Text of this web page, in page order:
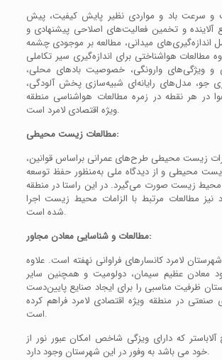
سرعت باد و مواردی نظیر پایش کیفیت، پیش
آلاینده و تخمین فعالیت‌های اصلاحی پیشنهادی و
میدانی، مطالعه بر موجودی چشمه
مطالعات هواشناختی برای اندازه‌گیری سیر تکاملی
و ویژگی‌های وارونگی، خصوصیت بادهای محلی،
جو، مدل‌های رایانه‌ای شبیه‌سازی پخش آلودگی،
در هر نقطه در زمره مطالعات هواشناسی منطقه
ویژه اقتصادی لامرد است.
مطالعات زیست محیطی:
زیست محیطی طرح‌های عمرانی براساس قوانین،
محیطی و از دیدگاه ملی به‌منظور حفظ توسعه
محیط زیست صورت می‌گیرد. در این راستا در منطقه
نیز مطالعات مرتبط با الزامات محیط زیست اجرا
شده است.
مطالعات و شناسایی معادن مجاور:
لامرد کانسارهای فراوانی نهفته است. علاوه
معادن عظیم سیمان، دولومیت و همچنین سایر
ظرفیت مناسبی را برای ایجاد صنایع پایین‌دست
در منطقه ویژه اقتصادی لامرد فراهم کرده
است.
که دارای ویزگی شاخص امکان عبور نور از
خود می باشد به وفور در این شهرستان وجود دارد.